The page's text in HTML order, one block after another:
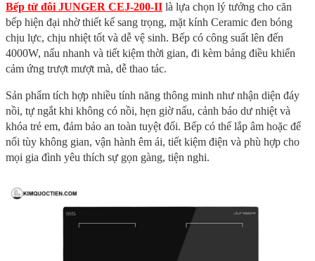
Bếp từ đôi JUNGER CEJ-200-II là lựa chọn lý tưởng cho căn
bếp hiện đại nhờ thiết kế sang trọng, mặt kính Ceramic đen bóng
chịu lực, chịu nhiệt tốt và dễ vệ sinh. Bếp có công suất lên đến
4000W, nấu nhanh và tiết kiệm thời gian, đi kèm bảng điều khiển
cảm ứng trượt mượt mà, dễ thao tác.
Sản phẩm tích hợp nhiều tính năng thông minh như nhận diện đáy
nồi, tự ngắt khi không có nồi, hẹn giờ nấu, cảnh báo dư nhiệt và
khóa trẻ em, đảm bảo an toàn tuyệt đối. Bếp có thể lắp âm hoặc để
nổi tùy không gian, vận hành êm ái, tiết kiệm điện và phù hợp cho
mọi gia đình yêu thích sự gọn gàng, tiện nghi.